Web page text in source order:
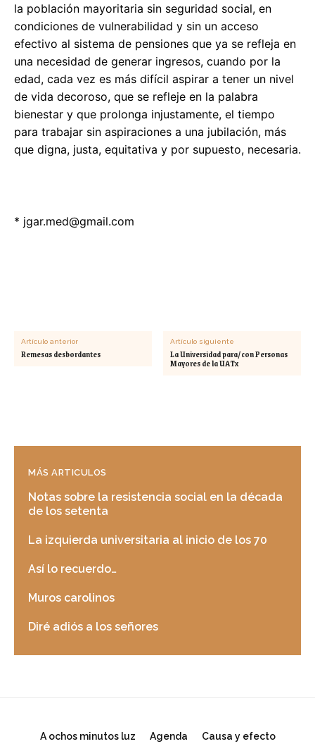
la población mayoritaria sin seguridad social, en
condiciones de vulnerabilidad y sin un acceso
efectivo al sistema de pensiones que ya se refleja en
una necesidad de generar ingresos, cuando por la
edad, cada vez es más difícil aspirar a tener un nivel
de vida decoroso, que se refleje en la palabra
bienestar y que prolonga injustamente, el tiempo
para trabajar sin aspiraciones a una jubilación, más
que digna, justa, equitativa y por supuesto, necesaria.
* jgar.med@gmail.com
Artículo anterior
Remesas desbordantes
Artículo siguiente
La Universidad para/con Personas
Mayores de la UATx
MÁS ARTICULOS
Notas sobre la resistencia social en la década
de los setenta
La izquierda universitaria al inicio de los 70
Así lo recuerdo…
Muros carolinos
Diré adiós a los señores
A ochos minutos luz Agenda Causa y efecto